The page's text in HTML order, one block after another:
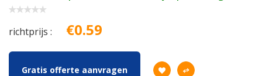
richtprijs : €0.59
Gratis offerte aanvragen